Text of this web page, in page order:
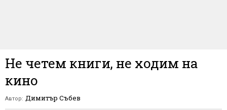
Не четем книги, не ходим на
кино
Автор: Димитър Събев